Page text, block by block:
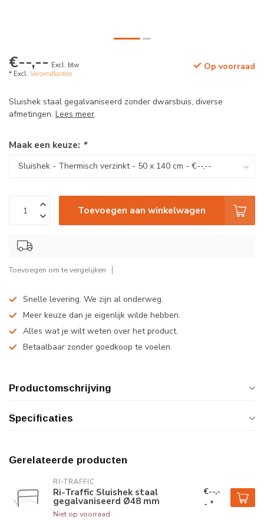
€--,-- Excl. btw
* Excl. Verzendkosten
Op voorraad
Sluishek staal gegalvaniseerd zonder dwarsbuis, diverse
afmetingen. Lees meer.
Maak een keuze: *
Toevoegen aan winkelwagen
Toevoegen om te vergelijken
Snelle levering. We zijn al onderweg.
Meer keuze dan je eigenlijk wilde hebben.
Alles wat je wilt weten over het product.
Betaalbaar zonder goedkoop te voelen.
Productomschrijving
Specificaties
Gerelateerde producten
RI-TRAFFIC
Ri-Traffic Sluishek staal
gegalvaniseerd Ø48 mm
Niet op voorraad
€--,-
- *